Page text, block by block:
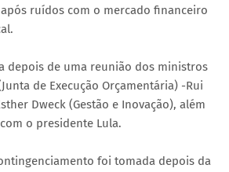
ruídos com o mercado financeiro
depois de uma reunião dos ministros
de Execução Orçamentária) -Rui
Dweck (Gestão e Inovação), além
o presidente Lula.
foi tomada depois da